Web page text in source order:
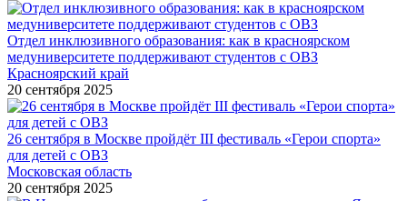
Отдел инклюзивного образования: как в красноярском
медуниверситете поддерживают студентов с ОВЗ
Красноярский край
20 сентября 2025
26 сентября в Москве пройдёт III фестиваль «Герои спорта»
для детей с ОВЗ
Московская область
20 сентября 2025